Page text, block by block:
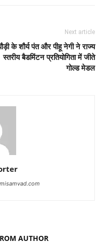
Next article
के शौर्य पंत और पीहू नेगी ने राज्य
स्तरीय बैडमिंटन प्रतियोगिता में जीते
गोल्ड मेडल
AUTHOR